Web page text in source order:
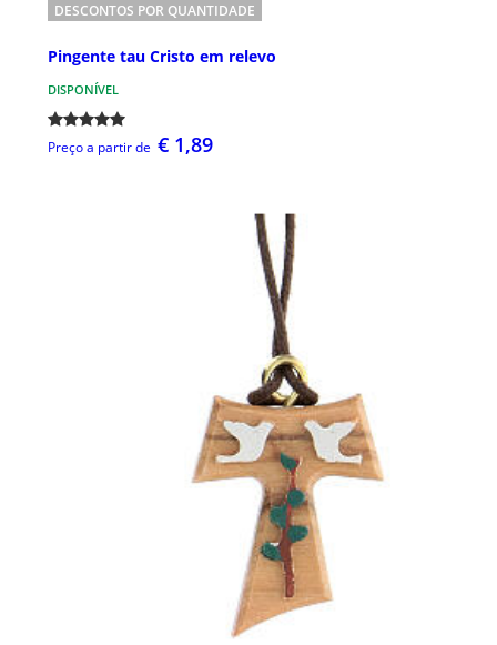
DESCONTOS POR QUANTIDADE
Pingente tau Cristo em relevo
DISPONÍVEL
Preço a partir de € 1,89